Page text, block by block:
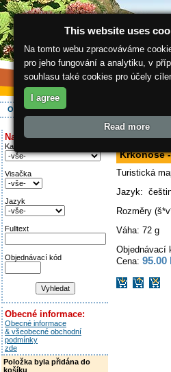
O regionu Aktivně
Najděte si:
Kategorie
Visačka
Jazyk
Fulltext
Objednávací kód
Obecné informace:
Obecné informace
& všeobecné obchodní
podmínky
zde
Položka byla přidána do
košíku
ergis.cz>
Krkonoše
Turistická
Jazyk:
Rozměry
Váha: 72 g
Objednávací
Cena: 95.00
This website uses
Na tomto webu zpracováváme
pro jeho fungování a analytiku, v
souhlasu také cookies pro účely
I agree
Read more